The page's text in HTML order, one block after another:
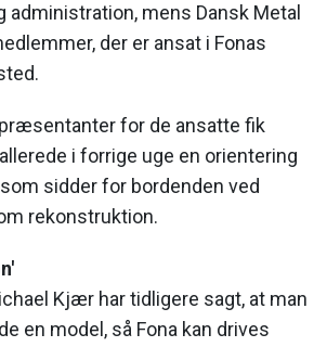
administration, mens Dansk Metal
der er ansat i Fonas
for de ansatte fik
i forrige uge en orientering
sidder for bordenden ved
rekonstruktion.
Kjær har tidligere sagt, at man
en model, så Fona kan drives